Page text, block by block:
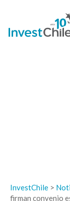
InvestChile >
firman convenio